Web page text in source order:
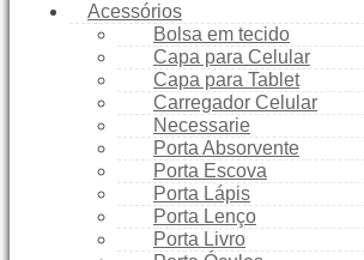
Acessórios
Bolsa em tecido
Capa para Celular
Capa para Tablet
Carregador Celular
Necessarie
Porta Absorvente
Porta Escova
Porta Lápis
Porta Lenço
Porta Livro